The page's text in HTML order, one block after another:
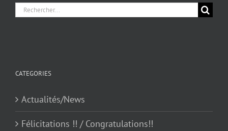
Chercher
CATEGORIES
Actualités/News
Félicitations !! / Congratulations!!